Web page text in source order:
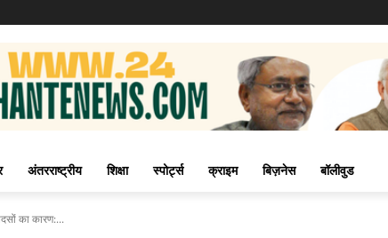
अंतरराष्ट्रीय शिक्षा स्पोर्ट्स क्राइम बिज़नेस बॉलीवुड
का कारण:...